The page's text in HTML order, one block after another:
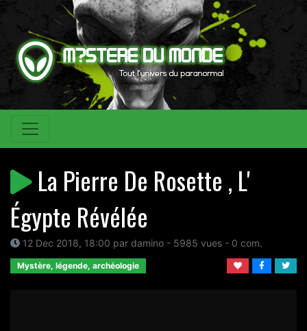
La Pierre De Rosette , L'
Égypte Révélée
12 Dec 2018, 18:00 par damino - 5985 vues - 0 com.
Mystère, légende, archéologie